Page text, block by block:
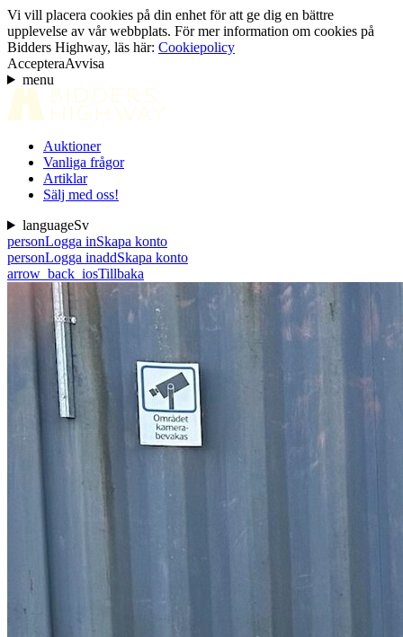
Vi vill placera cookies på din enhet för att ge dig en bättre
upplevelse av vår webbplats. För mer information om cookies på
Bidders Highway, läs här: Cookiepolicy
AccepteraAvvisa
menu
Auktioner
Vanliga frågor
Artiklar
Sälj med oss!
languageSv
personLogga inSkapa konto
personLogga inaddSkapa konto
arrow_back_iosTillbaka